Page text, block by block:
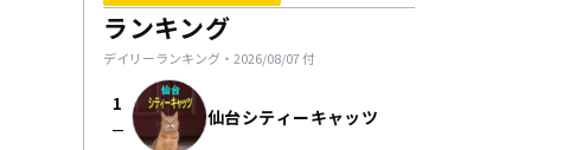
ランキング
デイリーランキング・ 2026/08/07付
1
check_indeterminate_small 仙台シティーキャッツ